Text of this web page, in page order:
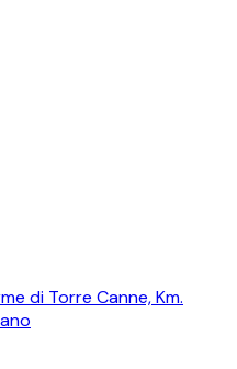
di Torre Canne, Km.